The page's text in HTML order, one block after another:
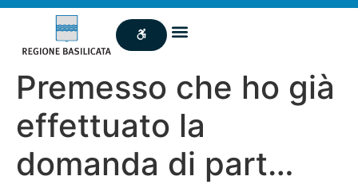
Premesso che ho già
effettuato la
domanda di part…